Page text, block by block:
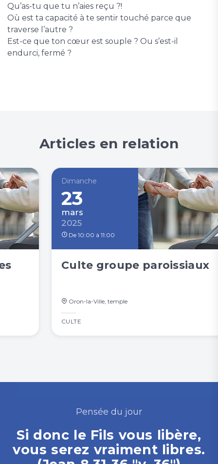
Qu’as-tu que tu n’aies reçu ?!
Où est ta capacité à te sentir touché parce que
traverse l’autre ?
Est-ce que ton cœur est souple ? Ou s’est-il
endurci, fermé ?
Articles en relation
Dimanche
23
mars
2025
De 10:00 à 11:00
Culte groupe paroissiaux
Oron-la-Ville, temple
CULTE
Pensée du jour
Si donc le Fils vous libère,
vous serez vraiment libres.